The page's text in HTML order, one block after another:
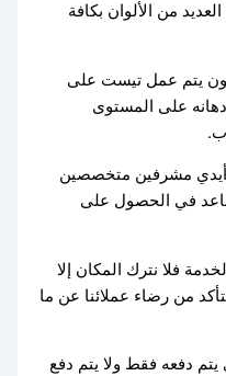
من الألوان بكافة
يتم عمل تيست على
على المستوى
مشرفين متخصصين
في الحصول على
فلا نترك المكان إلا
من رضاء عملائنا عن ما
دفعه فقط ولا يتم دفع